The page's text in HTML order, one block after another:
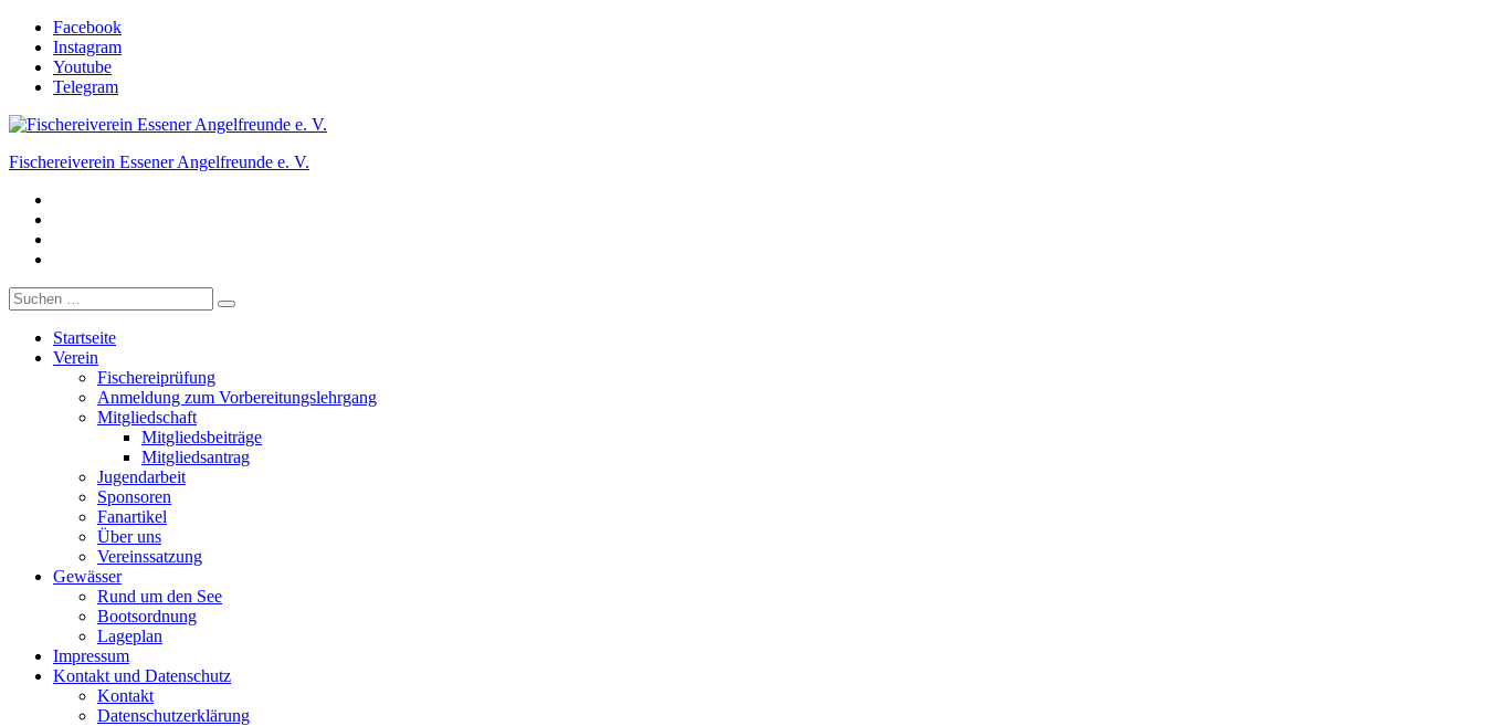
Zum
Inhalt
springen
Facebook
Instagram
Youtube
Telegram
Fischereiverein Essener Angelfreunde e. V.
Der Angelverein in Essen.
Suche
nach:
Startseite
Verein
Fischereiprüfung
Anmeldung zum Vorbereitungslehrgang
Mitgliedschaft
Mitgliedsbeiträge
Mitgliedsantrag
Jugendarbeit
Sponsoren
Fanartikel
Über uns
Vereinssatzung
Gewässer
Rund um den See
Bootsordnung
Lageplan
Impressum
Kontakt und Datenschutz
Kontakt
Datenschutzerklärung